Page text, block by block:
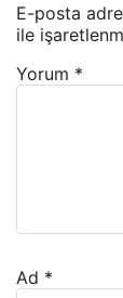
E-posta
ile
Yorum *
Ad *